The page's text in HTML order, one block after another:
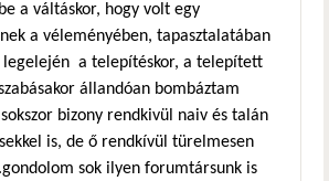
a váltáskor, hogy volt egy
a véleményében, tapasztalatában
legelején a telepítéskor, a telepített
állandóan bombáztam
bizony rendkivül naiv és talán
is, de ő rendkívül türelmesen
sok ilyen forumtársunk is